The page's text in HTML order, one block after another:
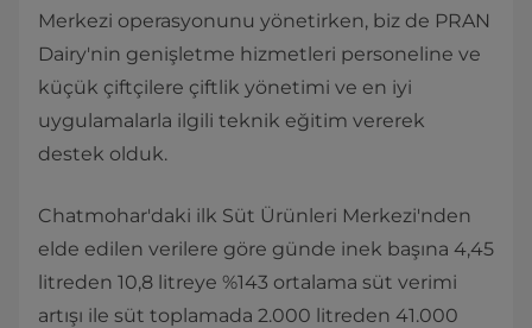
Merkezi operasyonunu yönetirken, biz de PRAN
Dairy'nin genişletme hizmetleri personeline ve
küçük çiftçilere çiftlik yönetimi ve en iyi
uygulamalarla ilgili teknik eğitim vererek
destek olduk.
Chatmohar'daki ilk Süt Ürünleri Merkezi'nden
elde edilen verilere göre günde inek başına 4,45
litreden 10,8 litreye %143 ortalama süt verimi
artışı ile süt toplamada 2.000 litreden 41.000